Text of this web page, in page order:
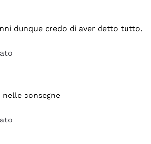
dunque credo di aver detto tutto.
consegne